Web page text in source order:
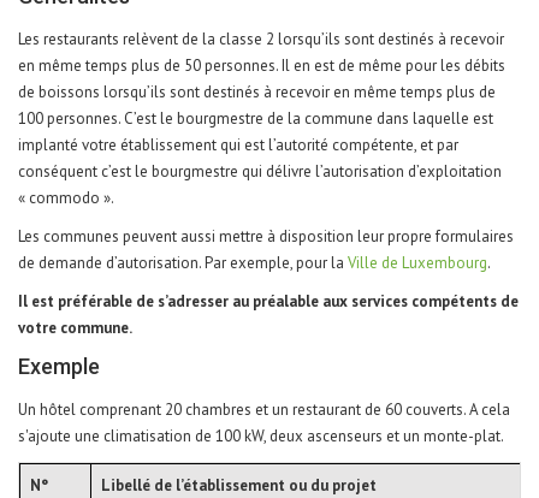
Les restaurants relèvent de la classe 2 lorsqu’ils sont destinés à recevoir
en même temps plus de 50 personnes. Il en est de même pour les débits
de boissons lorsqu’ils sont destinés à recevoir en même temps plus de
100 personnes. C’est le bourgmestre de la commune dans laquelle est
implanté votre établissement qui est l’autorité compétente, et par
conséquent c’est le bourgmestre qui délivre l’autorisation d’exploitation
« commodo ».
Les communes peuvent aussi mettre à disposition leur propre formulaires
de demande d’autorisation. Par exemple, pour la Ville de Luxembourg.
Il est préférable de s’adresser au préalable aux services compétents de
votre commune.
Exemple
Un hôtel comprenant 20 chambres et un restaurant de 60 couverts. A cela
s'ajoute une climatisation de 100 kW, deux ascenseurs et un monte-plat.
N° Libellé de l’établissement ou du projet